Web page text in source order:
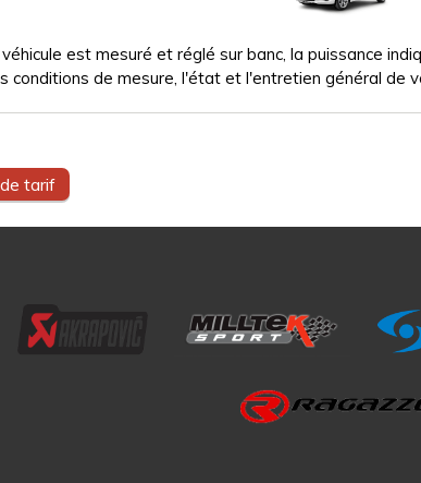
est mesuré et réglé sur banc, la puissance
conditions de mesure, l'état et l'entretien général de
tarif